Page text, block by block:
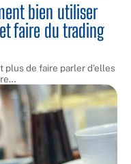
bien utiliser
faire du trading
plus de faire parler d'elles
…